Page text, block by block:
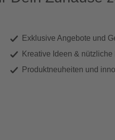
Exklusive Angebote und
Kreative Ideen &
Produktneuheiten und